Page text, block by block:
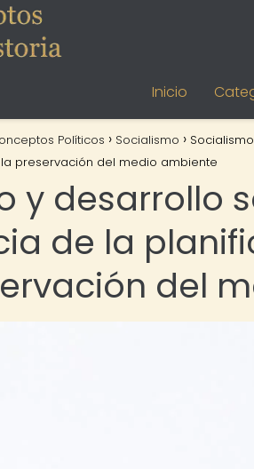
Inicio
Políticos Socialismo
preservación del medio ambiente
y desarrollo
de la
del